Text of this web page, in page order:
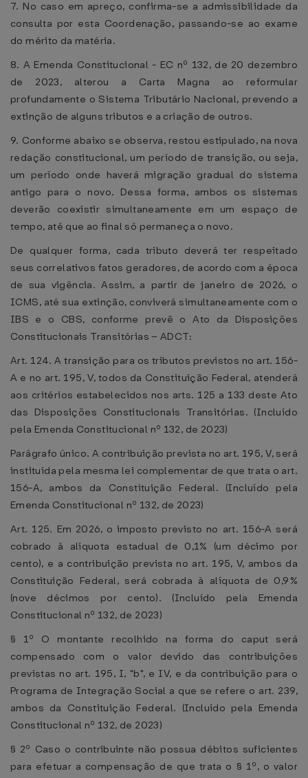
7. No caso em apreço, confirma-se a admissibilidade da
consulta por esta Coordenação, passando-se ao exame
do mérito da matéria.
8. A Emenda Constitucional - EC nº 132, de 20 dezembro
de 2023, alterou a Carta Magna ao reformular
profundamente o Sistema Tributário Nacional, prevendo a
extinção de alguns tributos e a criação de outros.
9. Conforme abaixo se observa, restou estipulado, na nova
redação constitucional, um período de transição, ou seja,
um período onde haverá migração gradual do sistema
antigo para o novo. Dessa forma, ambos os sistemas
deverão coexistir simultaneamente em um espaço de
tempo, até que ao final só permaneça o novo.
De qualquer forma, cada tributo deverá ter respeitado
seus correlativos fatos geradores, de acordo com a época
de sua vigência. Assim, a partir de janeiro de 2026, o
ICMS, até sua extinção, conviverá simultaneamente com o
IBS e o CBS, conforme prevê o Ato da Disposições
Constitucionais Transitórias – ADCT:
Art. 124. A transição para os tributos previstos no art. 156-
A e no art. 195, V, todos da Constituição Federal, atenderá
aos critérios estabelecidos nos arts. 125 a 133 deste Ato
das Disposições Constitucionais Transitórias. (Incluído
pela Emenda Constitucional nº 132, de 2023)
Parágrafo único. A contribuição prevista no art. 195, V, será
instituída pela mesma lei complementar de que trata o art.
156-A, ambos da Constituição Federal. (Incluído pela
Emenda Constitucional nº 132, de 2023)
Art. 125. Em 2026, o imposto previsto no art. 156-A será
cobrado à alíquota estadual de 0,1% (um décimo por
cento), e a contribuição prevista no art. 195, V, ambos da
Constituição Federal, será cobrada à alíquota de 0,9%
(nove décimos por cento). (Incluído pela Emenda
Constitucional nº 132, de 2023)
§ 1º O montante recolhido na forma do caput será
compensado com o valor devido das contribuições
previstas no art. 195, I, "b", e IV, e da contribuição para o
Programa de Integração Social a que se refere o art. 239,
ambos da Constituição Federal. (Incluído pela Emenda
Constitucional nº 132, de 2023)
§ 2º Caso o contribuinte não possua débitos suficientes
para efetuar a compensação de que trata o § 1º, o valor